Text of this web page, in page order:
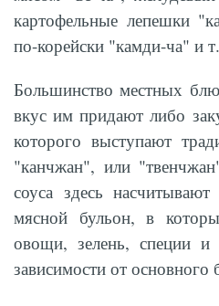
картофельные лепешки
по-корейски "камди-ча" и
Большинство местных
вкус им придают либо
которого выступают
"канчжан", или
соуса здесь
мясной бульон, в
овощи, зелень, специи и
зависимости от основного